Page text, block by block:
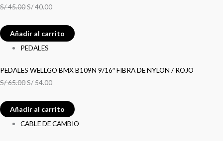
S/45.00S/40.00
Añadir al carrito
PEDALES
PEDALES WELLGO BMX B109N 9/16″ FIBRA DE NYLON / ROJO
S/65.00S/ 54.00
Añadir al carrito
CABLE DE CAMBIO